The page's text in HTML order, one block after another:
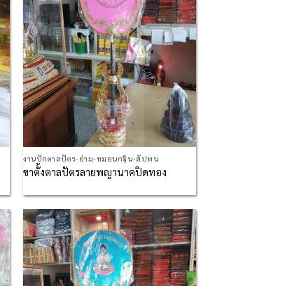
งานปักตาลปัตร-ย่าม-หมอนกฐิน-สัปทน
ขาตั้งตาลปัตรลายพญานาคปิดทอง
Add to
Wishlist